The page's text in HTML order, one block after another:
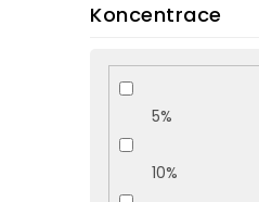
Koncentrace
5%
10%